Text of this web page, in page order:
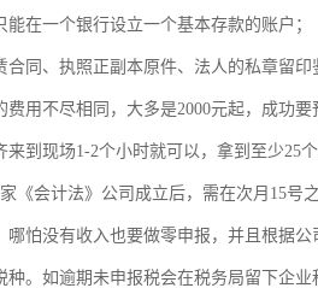
在一个银行设立一个基本存款的账户；
合同、执照正副本原件、法人的私章
费用不尽相同，大多是2000元起，成功
来到现场1-2个小时就可以，拿到至少
《会计法》公司成立后，需在次月15
哪怕没有收入也要做零申报，并且根据
。如逾期未申报税会在税务局留下企业